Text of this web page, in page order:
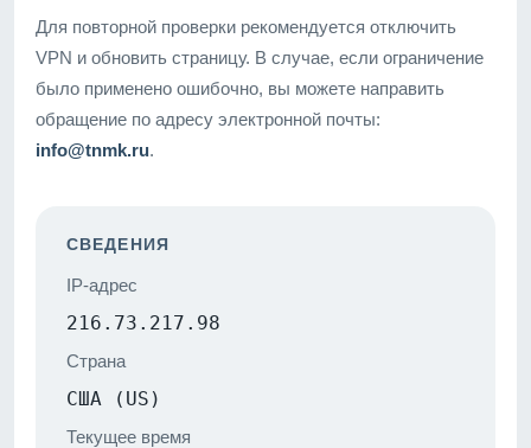
Для повторной проверки рекомендуется отключить
VPN и обновить страницу. В случае, если ограничение
было применено ошибочно, вы можете направить
обращение по адресу электронной почты:
info@tnmk.ru.
СВЕДЕНИЯ
IP-адрес
216.73.217.98
Страна
США (US)
Текущее время